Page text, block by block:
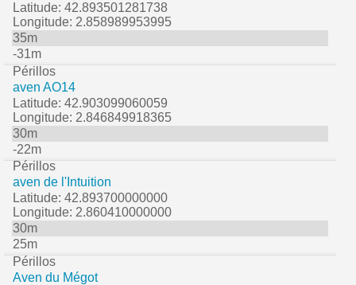
Latitude: 42.893501281738
Longitude: 2.858989953995
35m
-31m
Périllos
aven AO14
Latitude: 42.903099060059
Longitude: 2.846849918365
30m
-22m
Périllos
aven de l'Intuition
Latitude: 42.893700000000
Longitude: 2.860410000000
30m
25m
Périllos
Aven du Mégot